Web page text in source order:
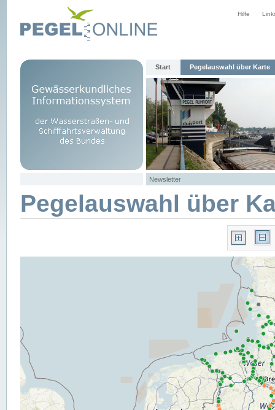
Hilfe
Start Pegelauswahl über Karte
Newsletter
Pegelauswahl über